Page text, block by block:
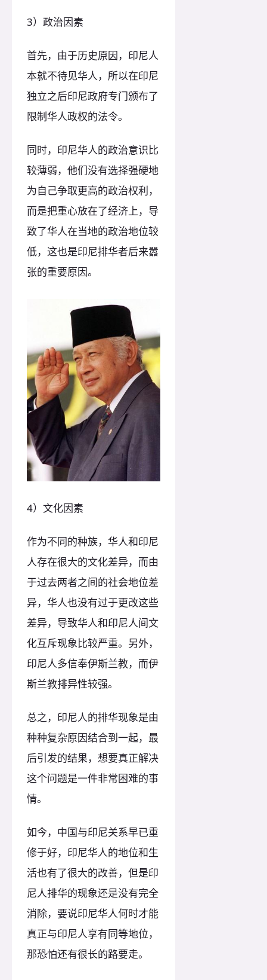
3）政治因素
首先，由于历史原因，印尼人
本就不待见华人，所以在印尼
独立之后印尼政府专门颁布了
限制华人政权的法令。
同时，印尼华人的政治意识比
较薄弱，他们没有选择强硬地
为自己争取更高的政治权利，
而是把重心放在了经济上，导
致了华人在当地的政治地位较
低，这也是印尼排华者后来嚣
张的重要原因。
4）文化因素
作为不同的种族，华人和印尼
人存在很大的文化差异，而由
于过去两者之间的社会地位差
异，华人也没有过于更改这些
差异，导致华人和印尼人间文
化互斥现象比较严重。另外，
印尼人多信奉伊斯兰教，而伊
斯兰教排异性较强。
总之，印尼人的排华现象是由
种种复杂原因结合到一起，最
后引发的结果，想要真正解决
这个问题是一件非常困难的事
情。
如今，中国与印尼关系早已重
修于好，印尼华人的地位和生
活也有了很大的改善，但是印
尼人排华的现象还是没有完全
消除，要说印尼华人何时才能
真正与印尼人享有同等地位，
那恐怕还有很长的路要走。